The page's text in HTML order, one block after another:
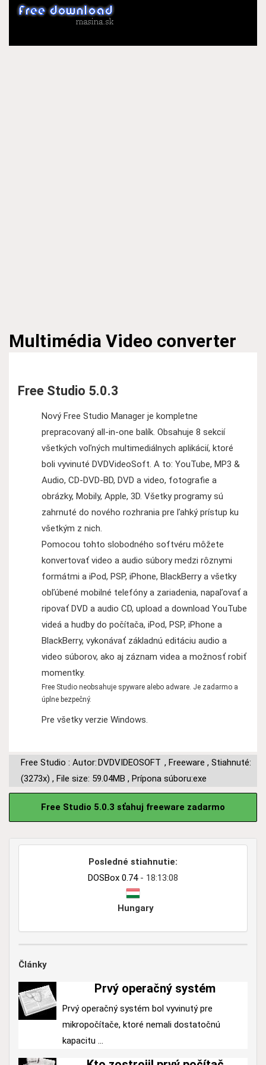
Multimédia Video converter
Free Studio 5.0.3
Nový Free Studio Manager je kompletne
prepracovaný all-in-one balík. Obsahuje 8 sekcií
všetkých voľných multimediálnych aplikácií, ktoré
boli vyvinuté DVDVideoSoft. A to: YouTube, MP3 &
Audio, CD-DVD-BD, DVD a video, fotografie a
obrázky, Mobily, Apple, 3D. Všetky programy sú
zahrnuté do nového rozhrania pre ľahký prístup ku
všetkým z nich.
Pomocou tohto slobodného softvéru môžete
konvertovať video a audio súbory medzi rôznymi
formátmi a iPod, PSP, iPhone, BlackBerry a všetky
obľúbené mobilné telefóny a zariadenia, napaľovať a
ripovať DVD a audio CD, upload a download YouTube
videá a hudby do počítača, iPod, PSP, iPhone a
BlackBerry, vykonávať základnú editáciu audio a
video súborov, ako aj záznam videa a možnosť robiť
momentky.
Free Studio neobsahuje spyware alebo adware. Je zadarmo a
úplne bezpečný.
Pre všetky verzie Windows.
Free Studio : Autor:DVDVIDEOSOFT , Freeware , Stiahnuté:
(3273x) , File size: 59.04MB , Prípona súboru:exe
Free Studio 5.0.3 sťahuj freeware zadarmo
Posledné stiahnutie:
DOSBox 0.74- 18:13:08
Hungary
Články
Prvý operačný systém
Prvý operačný systém bol vyvinutý pre
mikropočítače, ktoré nemali dostatočnú
kapacitu ...